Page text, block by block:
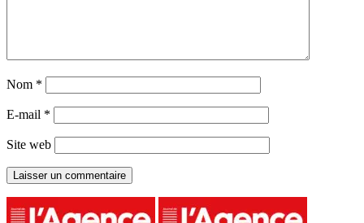
Nom *
E-mail *
Site web